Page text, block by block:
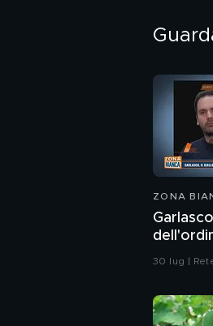
ZONA
sulle
30 lug |